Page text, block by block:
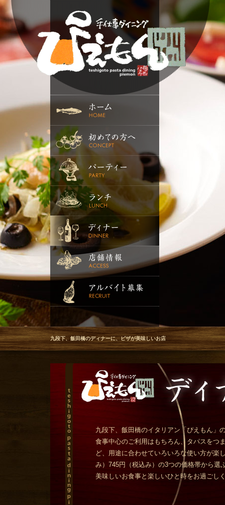
九段下、飯田橋のディナーに、ピザが美味しいお店
九段下、飯田橋のイタリアン「ぴえもん」
食事中心のご利用はもちろん、タパスをつ
ど、用途に合わせていろいろな使い方が楽
み）745円（税込み）の3つの価格帯から選
美味しいお食事と楽しいひと時をお過ごし